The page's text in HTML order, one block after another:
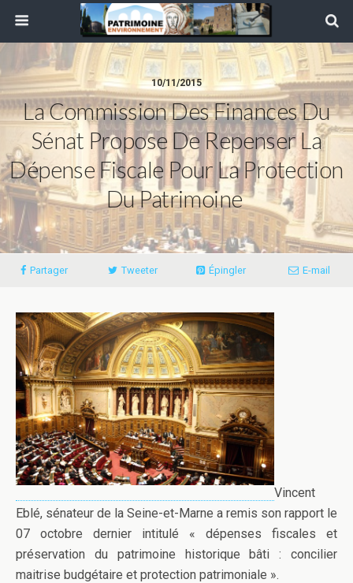
10/11/2015
La Commission Des Finances Du
Sénat Propose De Repenser La
Dépense Fiscale Pour La Protection
Du Patrimoine
Partager Tweeter Épingler E-mail
Vincent
Eblé, sénateur de la Seine-et-Marne a remis son rapport le
07 octobre dernier intitulé « dépenses fiscales et
préservation du patrimoine historique bâti : concilier
maitrise budgétaire et protection patrimoniale ».